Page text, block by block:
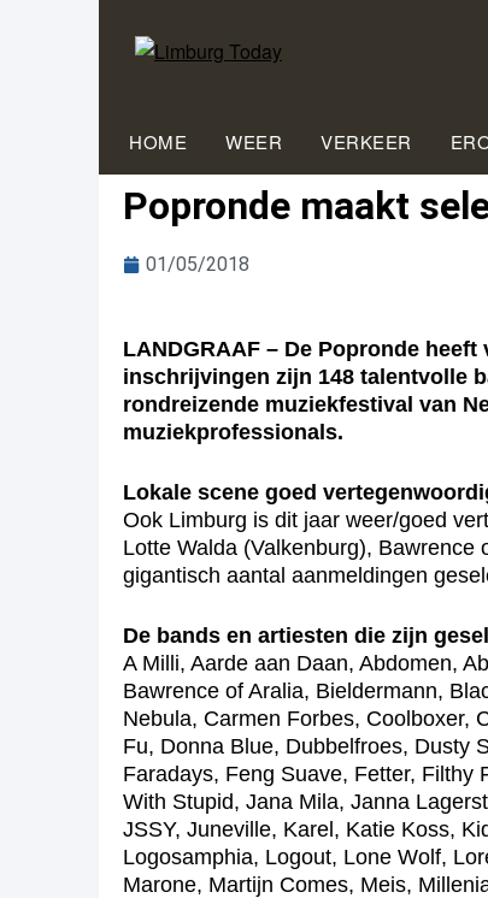
HOME WEER VERKEER
Popronde maakt
01/05/2018
LANDGRAAF – De Popronde
inschrijvingen zijn 148 talentvolle
rondreizende muziekfestival van
muziekprofessionals.
Lokale scene goed
Ook Limburg is dit jaar weer/goed
Lotte Walda (Valkenburg), Bawrence
gigantisch aantal aanmeldingen
De bands en artiesten die zijn
A Milli, Aarde aan Daan, Abdomen,
Bawrence of Aralia, Bieldermann,
Nebula, Carmen Forbes, Coolboxer,
Fu, Donna Blue, Dubbelfroes, Dusty
Faradays, Feng Suave, Fetter, Filthy
With Stupid, Jana Mila, Janna
JSSY, Juneville, Karel, Katie Koss,
Logosamphia, Logout, Lone Wolf,
Marone, Martijn Comes, Meis,